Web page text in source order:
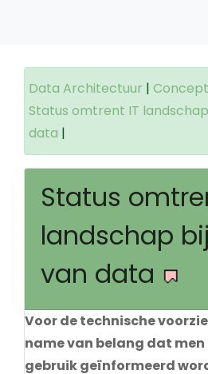
Data Architectuur |
Status omtrent IT
data |
Status
landschap
van data
Voor de technische
name van belang dat
gebruik geïnformeerd